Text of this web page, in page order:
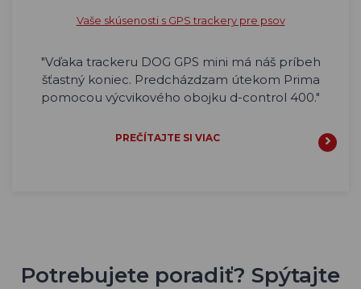
Vaše skúsenosti s GPS trackery pre psov
"Vďaka trackeru DOG GPS mini má náš príbeh
šťastný koniec. Predcházdzam útekom Prima
pomocou výcvikového obojku d-control 400."
PREČÍTAJTE SI VIAC
Potrebujete poradiť? Spýtajte